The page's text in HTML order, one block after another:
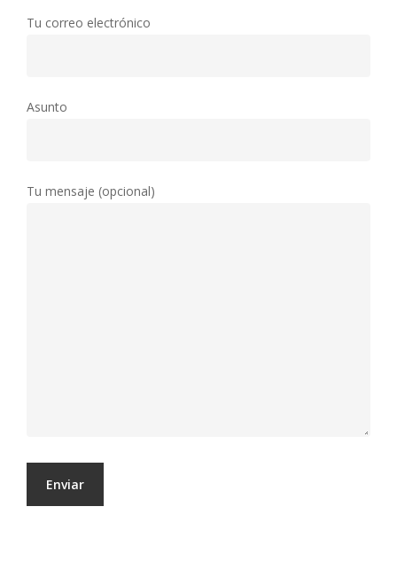
Tu correo electrónico
Asunto
Tu mensaje (opcional)